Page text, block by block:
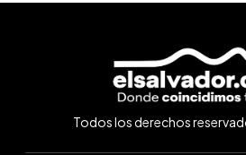
Todos los derechos